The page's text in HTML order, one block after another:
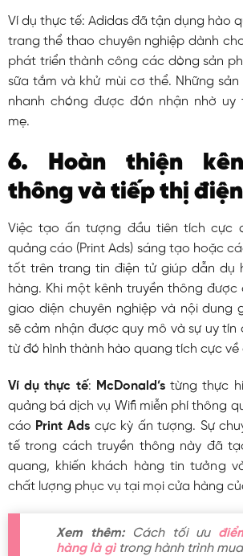
Ví dụ thực tế: Adidas đã tận dụng hào
trang thể thao chuyên nghiệp dành
phát triển thành công các dòng sản
sữa tắm và khử mùi cơ thể. Những
nhanh chóng được đón nhận nhờ uy
mẹ.
6. Hoàn thiện
thông và tiếp thị
Việc tạo ấn tượng đầu tiên tích cực
quảng cáo (Print Ads) sáng tạo hoặc
tốt trên trang tin điện tử giúp dẫn dụ
hàng. Khi một kênh truyền thông
giao diện chuyên nghiệp và nội dung
sẽ cảm nhận được quy mô và sự uy tín
từ đó hình thành hào quang tích cực về
Ví dụ thực tế: McDonald’stừng thực
quảng bá dịch vụ Wifi miễn phí thông
cáo Print Adscực kỳ ấn tượng. Sự
tế trong cách truyền thông này đã
quang, khiến khách hàng tin tưởng
chất lượng phục vụ tại mọi cửa hàng
Xem thêm:Cách tối ưu
hàng là gìtrong hành trình